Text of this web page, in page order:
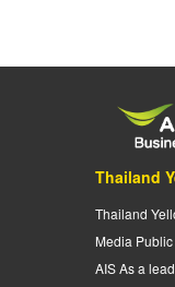
Thailand
Thailand
Media
AIS As a